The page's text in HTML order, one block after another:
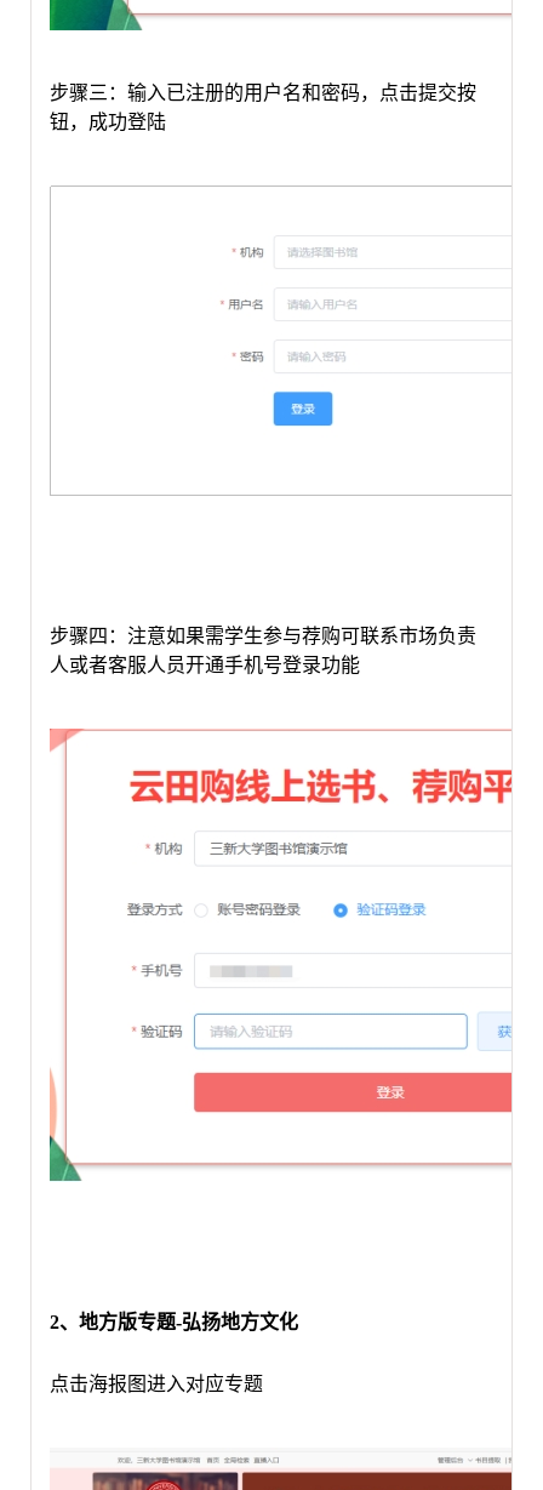
步骤三：输入已注册的用户名和密码，
点击提交按
钮，成功登陆
步骤四 ： 注意如果需学生参与荐购可联系市场负责
人或者客服人员开通手机号登录功能
2、地方版专题-弘扬地方文化
点击海报图进入对应专题